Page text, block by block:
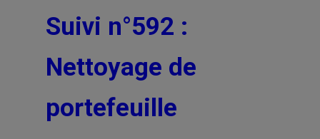
Suivi n°592 :
Nettoyage de
portefeuille